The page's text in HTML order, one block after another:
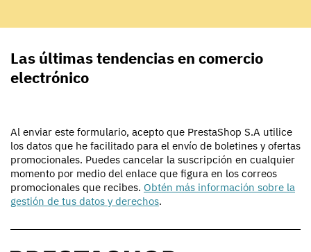
Las últimas tendencias en comercio
electrónico
Al enviar este formulario, acepto que PrestaShop S.A utilice
los datos que he facilitado para el envío de boletines y ofertas
promocionales. Puedes cancelar la suscripción en cualquier
momento por medio del enlace que figura en los correos
promocionales que recibes. Obtén más información sobre la
gestión de tus datos y derechos.